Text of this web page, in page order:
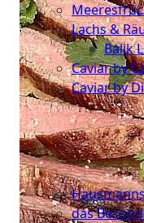
Lachs &
Balik
Caviar by
Caviar by
Probierpakete
Schnelle
Küche
das